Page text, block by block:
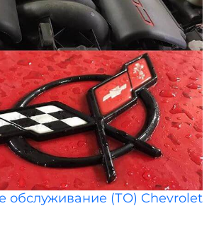
обслуживание (ТО) Chevrolet